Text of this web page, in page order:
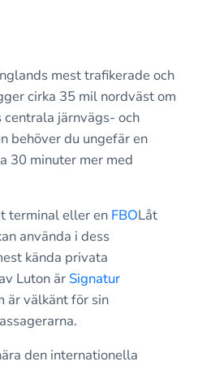
mest trafikerade och
cirka 35 mil nordväst om
järnvägs- och
behöver du ungefär en
30 minuter mer med
terminal eller en FBOLåt
använda i dess
kända privata
Luton är Signatur
är välkänt för sin
den internationella